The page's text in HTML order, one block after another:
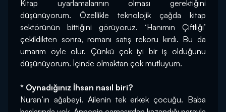
Kitap uyarlamalarının olması gerektiğini
düşünüyorum. Özellikle teknolojik çağda kitap
sektörünün bittiğini görüyoruz. ‘Hanımın Çiftliği’
çekildikten sonra, romanı satış rekoru kırdı. Bu da
umarım öyle olur. Çünkü çok iyi bir iş olduğunu
düşünüyorum. İçinde olmaktan çok mutluyum.
* Oynadığınız İhsan nasıl biri?
Nuran’ın ağabeyi. Ailenin tek erkek çocuğu. Baba